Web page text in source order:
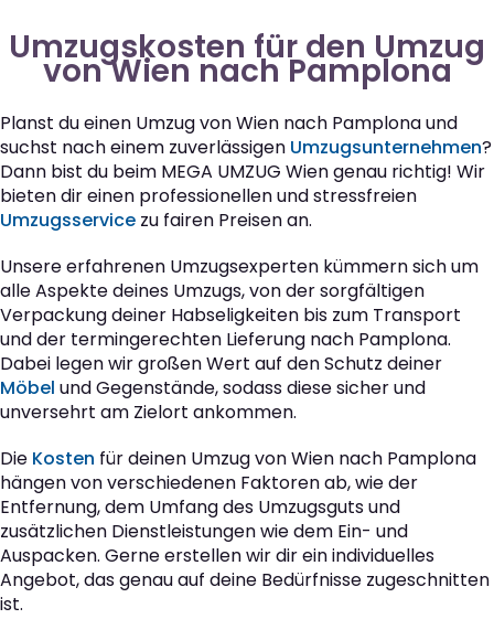
Umzugskosten für den Umzug
von Wien nach Pamplona
Planst du einen Umzug von Wien nach Pamplona und
suchst nach einem zuverlässigen Umzugsunternehmen?
Dann bist du beim MEGA UMZUG Wien genau richtig! Wir
bieten dir einen professionellen und stressfreien
Umzugsservice zu fairen Preisen an.
Unsere erfahrenen Umzugsexperten kümmern sich um
alle Aspekte deines Umzugs, von der sorgfältigen
Verpackung deiner Habseligkeiten bis zum Transport
und der termingerechten Lieferung nach Pamplona.
Dabei legen wir großen Wert auf den Schutz deiner
Möbel und Gegenstände, sodass diese sicher und
unversehrt am Zielort ankommen.
Die Kosten für deinen Umzug von Wien nach Pamplona
hängen von verschiedenen Faktoren ab, wie der
Entfernung, dem Umfang des Umzugsguts und
zusätzlichen Dienstleistungen wie dem Ein- und
Auspacken. Gerne erstellen wir dir ein individuelles
Angebot, das genau auf deine Bedürfnisse zugeschnitten
ist.